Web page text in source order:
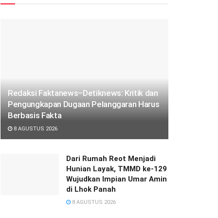
Redaksi Faktanews–Detiknews: Kritik dan
Pengungkapan Dugaan Pelanggaran Harus
Berbasis Fakta
8 AGUSTUS 2026
Dari Rumah Reot Menjadi
Hunian Layak, TMMD ke-129
Wujudkan Impian Umar Amin
di Lhok Panah
8 AGUSTUS 2026